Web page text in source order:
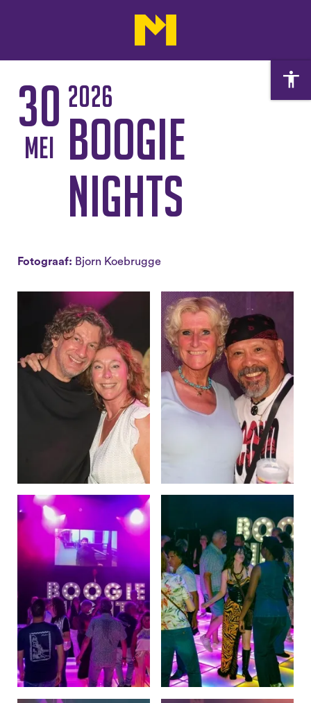
30
mei
2026
Boogie
Nights
Fotograaf: Bjorn Koebrugge